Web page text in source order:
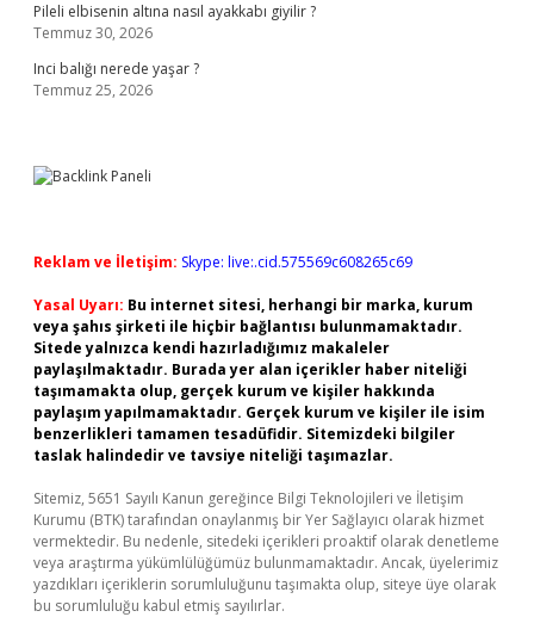
Pileli elbisenin altına nasıl ayakkabı giyilir ?
Temmuz 30, 2026
Inci balığı nerede yaşar ?
Temmuz 25, 2026
Reklam ve İletişim: Skype: live:.cid.575569c608265c69
Yasal Uyarı: Bu internet sitesi, herhangi bir marka, kurum
veya şahıs şirketi ile hiçbir bağlantısı bulunmamaktadır.
Sitede yalnızca kendi hazırladığımız makaleler
paylaşılmaktadır. Burada yer alan içerikler haber niteliği
taşımamakta olup, gerçek kurum ve kişiler hakkında
paylaşım yapılmamaktadır. Gerçek kurum ve kişiler ile isim
benzerlikleri tamamen tesadüfidir. Sitemizdeki bilgiler
taslak halindedir ve tavsiye niteliği taşımazlar.
Sitemiz, 5651 Sayılı Kanun gereğince Bilgi Teknolojileri ve İletişim
Kurumu (BTK) tarafından onaylanmış bir Yer Sağlayıcı olarak hizmet
vermektedir. Bu nedenle, sitedeki içerikleri proaktif olarak denetleme
veya araştırma yükümlülüğümüz bulunmamaktadır. Ancak, üyelerimiz
yazdıkları içeriklerin sorumluluğunu taşımakta olup, siteye üye olarak
bu sorumluluğu kabul etmiş sayılırlar.